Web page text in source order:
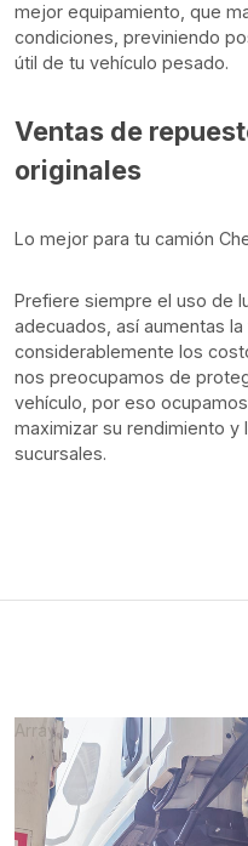
mejor equipamiento, que
condiciones, previniendo
útil de tu vehículo pesado.
Ventas de
originales
Lo mejor para tu camión
Prefiere siempre el uso de
adecuados, así aumentas
considerablemente los
nos preocupamos de
vehículo, por eso
maximizar su rendimiento
sucursales.
Array